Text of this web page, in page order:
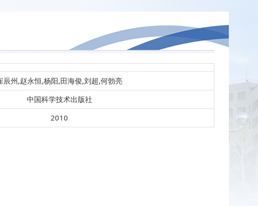
辰州,赵永恒,杨阳,田海俊,刘超,何勃亮
中国科学技术出版社
2010